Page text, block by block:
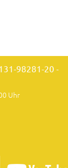
98281-20 -
Uhr